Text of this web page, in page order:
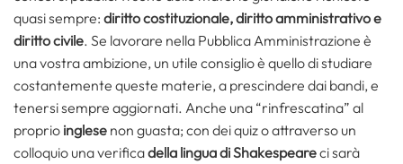
quasi sempre: diritto costituzionale, diritto amministrativo e
diritto civile. Se lavorare nella Pubblica Amministrazione è
una vostra ambizione, un utile consiglio è quello di studiare
costantemente queste materie, a prescindere dai bandi, e
tenersi sempre aggiornati. Anche una “rinfrescatina” al
proprio inglese non guasta; con dei quiz o attraverso un
colloquio una verificadella lingua di Shakespeareci sarà